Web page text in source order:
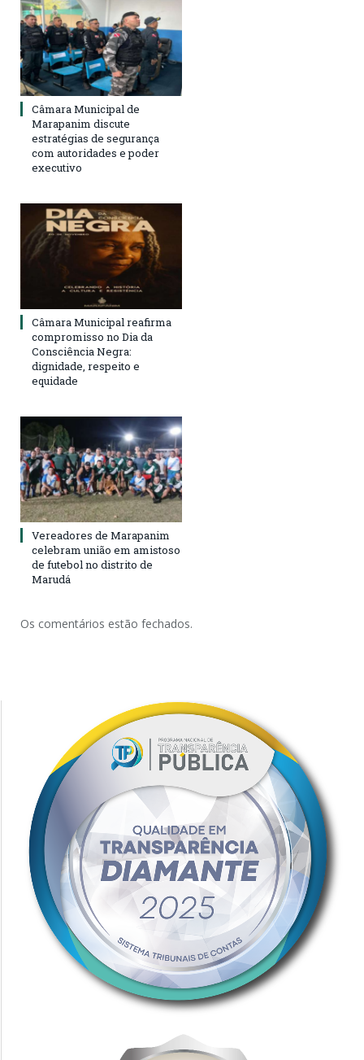
Câmara Municipal de
Marapanim discute
estratégias de segurança
com autoridades e poder
executivo
Câmara Municipal reafirma
compromisso no Dia da
Consciência Negra:
dignidade, respeito e
equidade
Vereadores de Marapanim
celebram união em amistoso
de futebol no distrito de
Marudá
Os comentários estão fechados.